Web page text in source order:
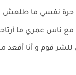
حرة نفسي ما طلعش
مع ناس عمري ما
قوم و أنا أقعد